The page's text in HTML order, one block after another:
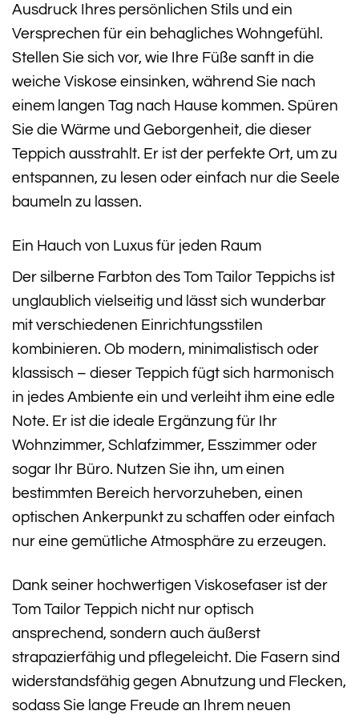
Ausdruck Ihres persönlichen Stils und ein
Versprechen für ein behagliches Wohngefühl.
Stellen Sie sich vor, wie Ihre Füße sanft in die
weiche Viskose einsinken, während Sie nach
einem langen Tag nach Hause kommen. Spüren
Sie die Wärme und Geborgenheit, die dieser
Teppich ausstrahlt. Er ist der perfekte Ort, um zu
entspannen, zu lesen oder einfach nur die Seele
baumeln zu lassen.
Ein Hauch von Luxus für jeden Raum
Der silberne Farbton des Tom Tailor Teppichs ist
unglaublich vielseitig und lässt sich wunderbar
mit verschiedenen Einrichtungsstilen
kombinieren. Ob modern, minimalistisch oder
klassisch – dieser Teppich fügt sich harmonisch
in jedes Ambiente ein und verleiht ihm eine edle
Note. Er ist die ideale Ergänzung für Ihr
Wohnzimmer, Schlafzimmer, Esszimmer oder
sogar Ihr Büro. Nutzen Sie ihn, um einen
bestimmten Bereich hervorzuheben, einen
optischen Ankerpunkt zu schaffen oder einfach
nur eine gemütliche Atmosphäre zu erzeugen.
Dank seiner hochwertigen Viskosefaser ist der
Tom Tailor Teppich nicht nur optisch
ansprechend, sondern auch äußerst
strapazierfähig und pflegeleicht. Die Fasern sind
widerstandsfähig gegen Abnutzung und Flecken,
sodass Sie lange Freude an Ihrem neuen